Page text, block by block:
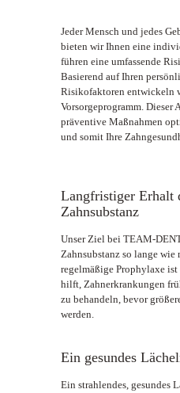
Jeder Mensch und jedes
bieten wir Ihnen eine
führen eine umfassende
Basierend auf Ihren
Risikofaktoren entwickeln
Vorsorgeprogramm. Dieser
präventive Maßnahmen
und somit Ihre
Langfristiger Erhalt
Zahnsubstanz
Unser Ziel bei TEAM-
Zahnsubstanz so lange
regelmäßige Prophylaxe
hilft, Zahnerkrankungen
zu behandeln, bevor
werden.
Ein gesundes
Ein strahlendes, gesundes